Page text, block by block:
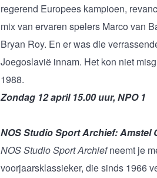
regerend Europees kampioen,
mix van ervaren spelers Marco van
Bryan Roy. En er was die
Joegoslavië innam. Het kon niet
1988.
Zondag 12 april 15.00 uur, NPO 1
NOS Studio Sport Archief: Amstel
NOS Studio Sport Archiefneemt je
voorjaarsklassieker, die sinds 1966